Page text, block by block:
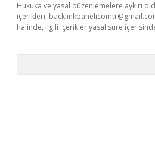
Hukuka ve yasal düzenlemelere aykırı
içerikleri,
halinde, ilgili içerikler yasal süre